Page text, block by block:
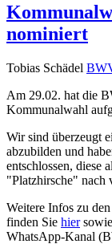
nominiert
Tobias Schädel
Am 29.02. hat die
Kommunalwahl
Wir sind überzeugt
abzubilden und
entschlossen, diese
"Platzhirsche" nach
Weitere Infos zu
finden Sie hiersowie
WhatsApp-Kanal